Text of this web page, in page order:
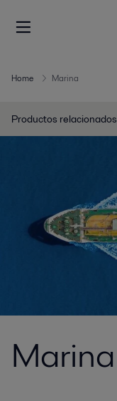
Home Marina
Productos relacionados
Marina